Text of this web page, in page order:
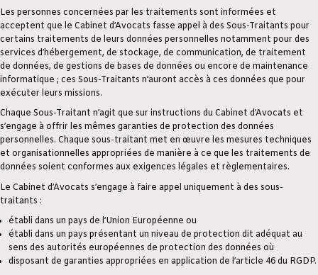
Les personnes concernées par les traitements sont informées et
acceptent que le Cabinet d’Avocats fasse appel à des Sous-Traitants pour
certains traitements de leurs données personnelles notamment pour des
services d’hébergement, de stockage, de communication, de traitement
de données, de gestions de bases de données ou encore de maintenance
informatique ; ces Sous-Traitants n’auront accès à ces données que pour
exécuter leurs missions.
Chaque Sous-Traitant n’agit que sur instructions du Cabinet d’Avocats et
s’engage à offrir les mêmes garanties de protection des données
personnelles. Chaque sous-traitant met en œuvre les mesures techniques
et organisationnelles appropriées de manière à ce que les traitements de
données soient conformes aux exigences légales et règlementaires.
Le Cabinet d’Avocats s’engage à faire appel uniquement à des sous-
traitants :
établi dans un pays de l’Union Européenne ou
établi dans un pays présentant un niveau de protection dit adéquat au
sens des autorités européennes de protection des données où
disposant de garanties appropriées en application de l’article 46 du RGDP.